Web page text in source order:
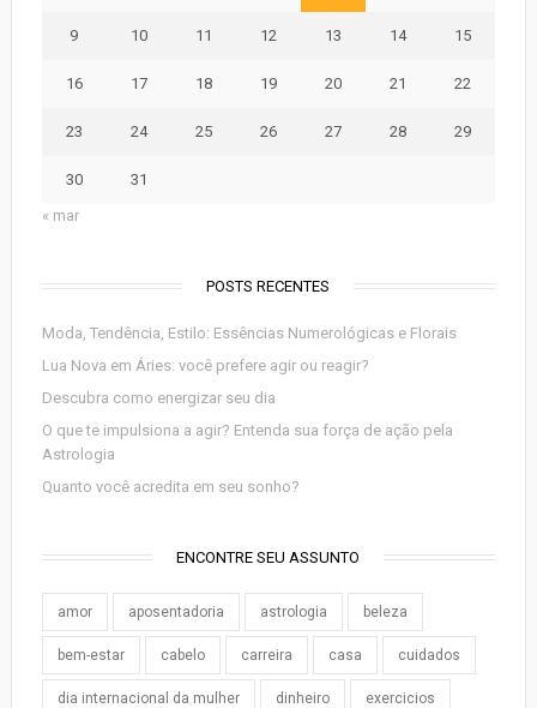
9 10 11 12 13 14 15
16 17 18 19 20 21 22
23 24 25 26 27 28 29
30
31
« mar
POSTS RECENTES
Moda, Tendência, Estilo: Essências Numerológicas e Florais
Lua Nova em Áries: você prefere agir ou reagir?
Descubra como energizar seu dia
O que te impulsiona a agir? Entenda sua força de ação pela
Astrologia
Quanto você acredita em seu sonho?
ENCONTRE SEU ASSUNTO
amor aposentadoria astrologia beleza
bem-estar cabelo carreira casa cuidados
dia internacional da mulher dinheiro exercicios